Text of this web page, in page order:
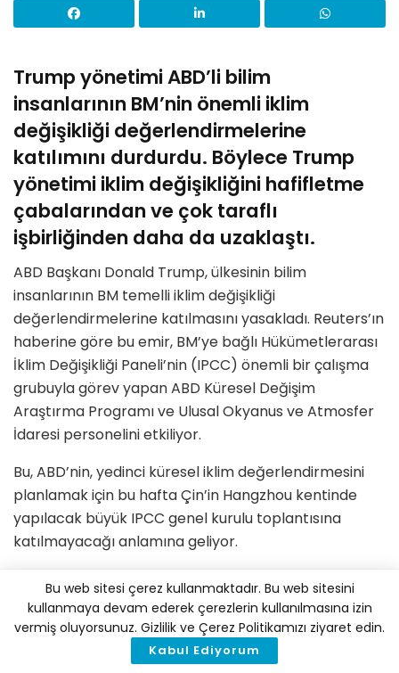
Trump yönetimi ABD’li bilim
insanlarının BM’nin önemli iklim
değişikliği değerlendirmelerine
katılımını durdurdu. Böylece Trump
yönetimi iklim değişikliğini hafifletme
çabalarından ve çok taraflı
işbirliğinden daha da uzaklaştı.
ABD Başkanı Donald Trump, ülkesinin bilim
insanlarının BM temelli iklim değişikliği
değerlendirmelerine katılmasını yasakladı. Reuters’ın
haberine göre bu emir, BM’ye bağlı Hükümetlerarası
İklim Değişikliği Paneli’nin (IPCC) önemli bir çalışma
grubuyla görev yapan ABD Küresel Değişim
Araştırma Programı ve Ulusal Okyanus ve Atmosfer
İdaresi personelini etkiliyor.
Bu, ABD’nin, yedinci küresel iklim değerlendirmesini
planlamak için bu hafta Çin’in Hangzhou kentinde
yapılacak büyük IPCC genel kurulu toplantısına
katılmayacağı anlamına geliyor.
Endişeli Bilim İnsanları Birliği’nden Delta Merner,
“IPCC’nin gücü, hükümetlerin, şirketlerin ve küresel
kurumların ortak sonuçlarla çalışabilmesidir. ABD’nin
bu süreçten tamamen çıkarılması endişe vericidir”
Bu web sitesi çerez kullanmaktadır. Bu web sitesini
kullanmaya devam ederek çerezlerin kullanılmasına izin
vermiş oluyorsunuz. Gizlilik ve Çerez Politikamızı ziyaret edin.
Kabul Ediyorum